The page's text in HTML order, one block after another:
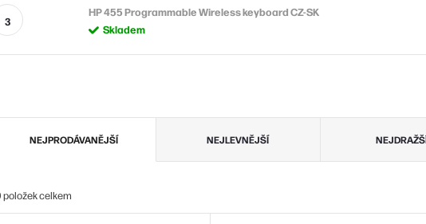
HP 455 Programmable Wireless keyboard CZ-SK
Skladem
NEJPRODÁVANĚJŠÍ NEJLEVNĚJŠÍ
položek celkem